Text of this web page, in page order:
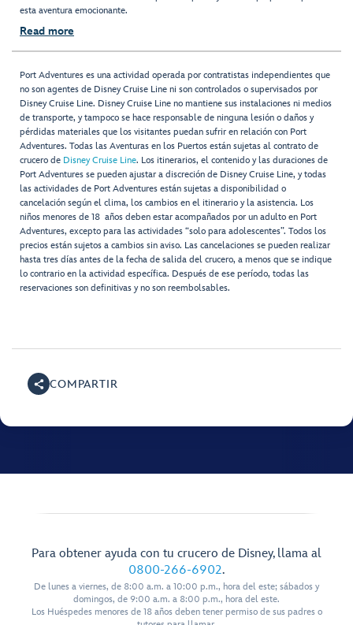
esta aventura emocionante.
Read more
Port Adventures es una actividad operada por contratistas independientes que
no son agentes de Disney Cruise Line ni son controlados o supervisados por
Disney Cruise Line. Disney Cruise Line no mantiene sus instalaciones ni medios
de transporte, y tampoco se hace responsable de ninguna lesión o daños y
pérdidas materiales que los visitantes puedan sufrir en relación con Port
Adventures. Todas las Aventuras en los Puertos están sujetas al contrato de
crucero de Disney Cruise Line. Los itinerarios, el contenido y las duraciones de
Port Adventures se pueden ajustar a discreción de Disney Cruise Line, y todas
las actividades de Port Adventures están sujetas a disponibilidad o
cancelación según el clima, los cambios en el itinerario y la asistencia. Los
niños menores de 18 años deben estar acompañados por un adulto en Port
Adventures, excepto para las actividades “solo para adolescentes”. Todos los
precios están sujetos a cambios sin aviso. Las cancelaciones se pueden realizar
hasta tres días antes de la fecha de salida del crucero, a menos que se indique
lo contrario en la actividad específica. Después de ese período, todas las
reservaciones son definitivas y no son reembolsables.
COMPARTIR
Para obtener ayuda con tu crucero de Disney, llama al
0800-266-6902.
De lunes a viernes, de 8:00 a.m. a 10:00 p.m., hora del este; sábados y
domingos, de 9:00 a.m. a 8:00 p.m., hora del este.
Los Huéspedes menores de 18 años deben tener permiso de sus padres o